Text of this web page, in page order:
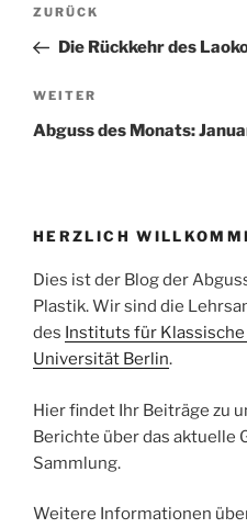
Vorheriger
Beitrag
ZURÜCK
Die Rückkehr des
Nächster
Beitrag
WEITER
Abguss des Monats:
HERZLICH
Dies ist der Blog der
Plastik. Wir sind die
des Instituts für
Universität Berlin.
Hier findet Ihr Beiträge zu
Berichte über das aktuelle
Sammlung.
Weitere Informationen